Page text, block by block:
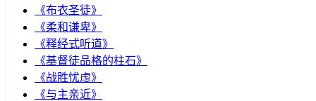
《布衣圣徒》
《柔和谦卑》
《释经式听道》
《基督徒品格的柱石》
《战胜忧虑》
《与主亲近》